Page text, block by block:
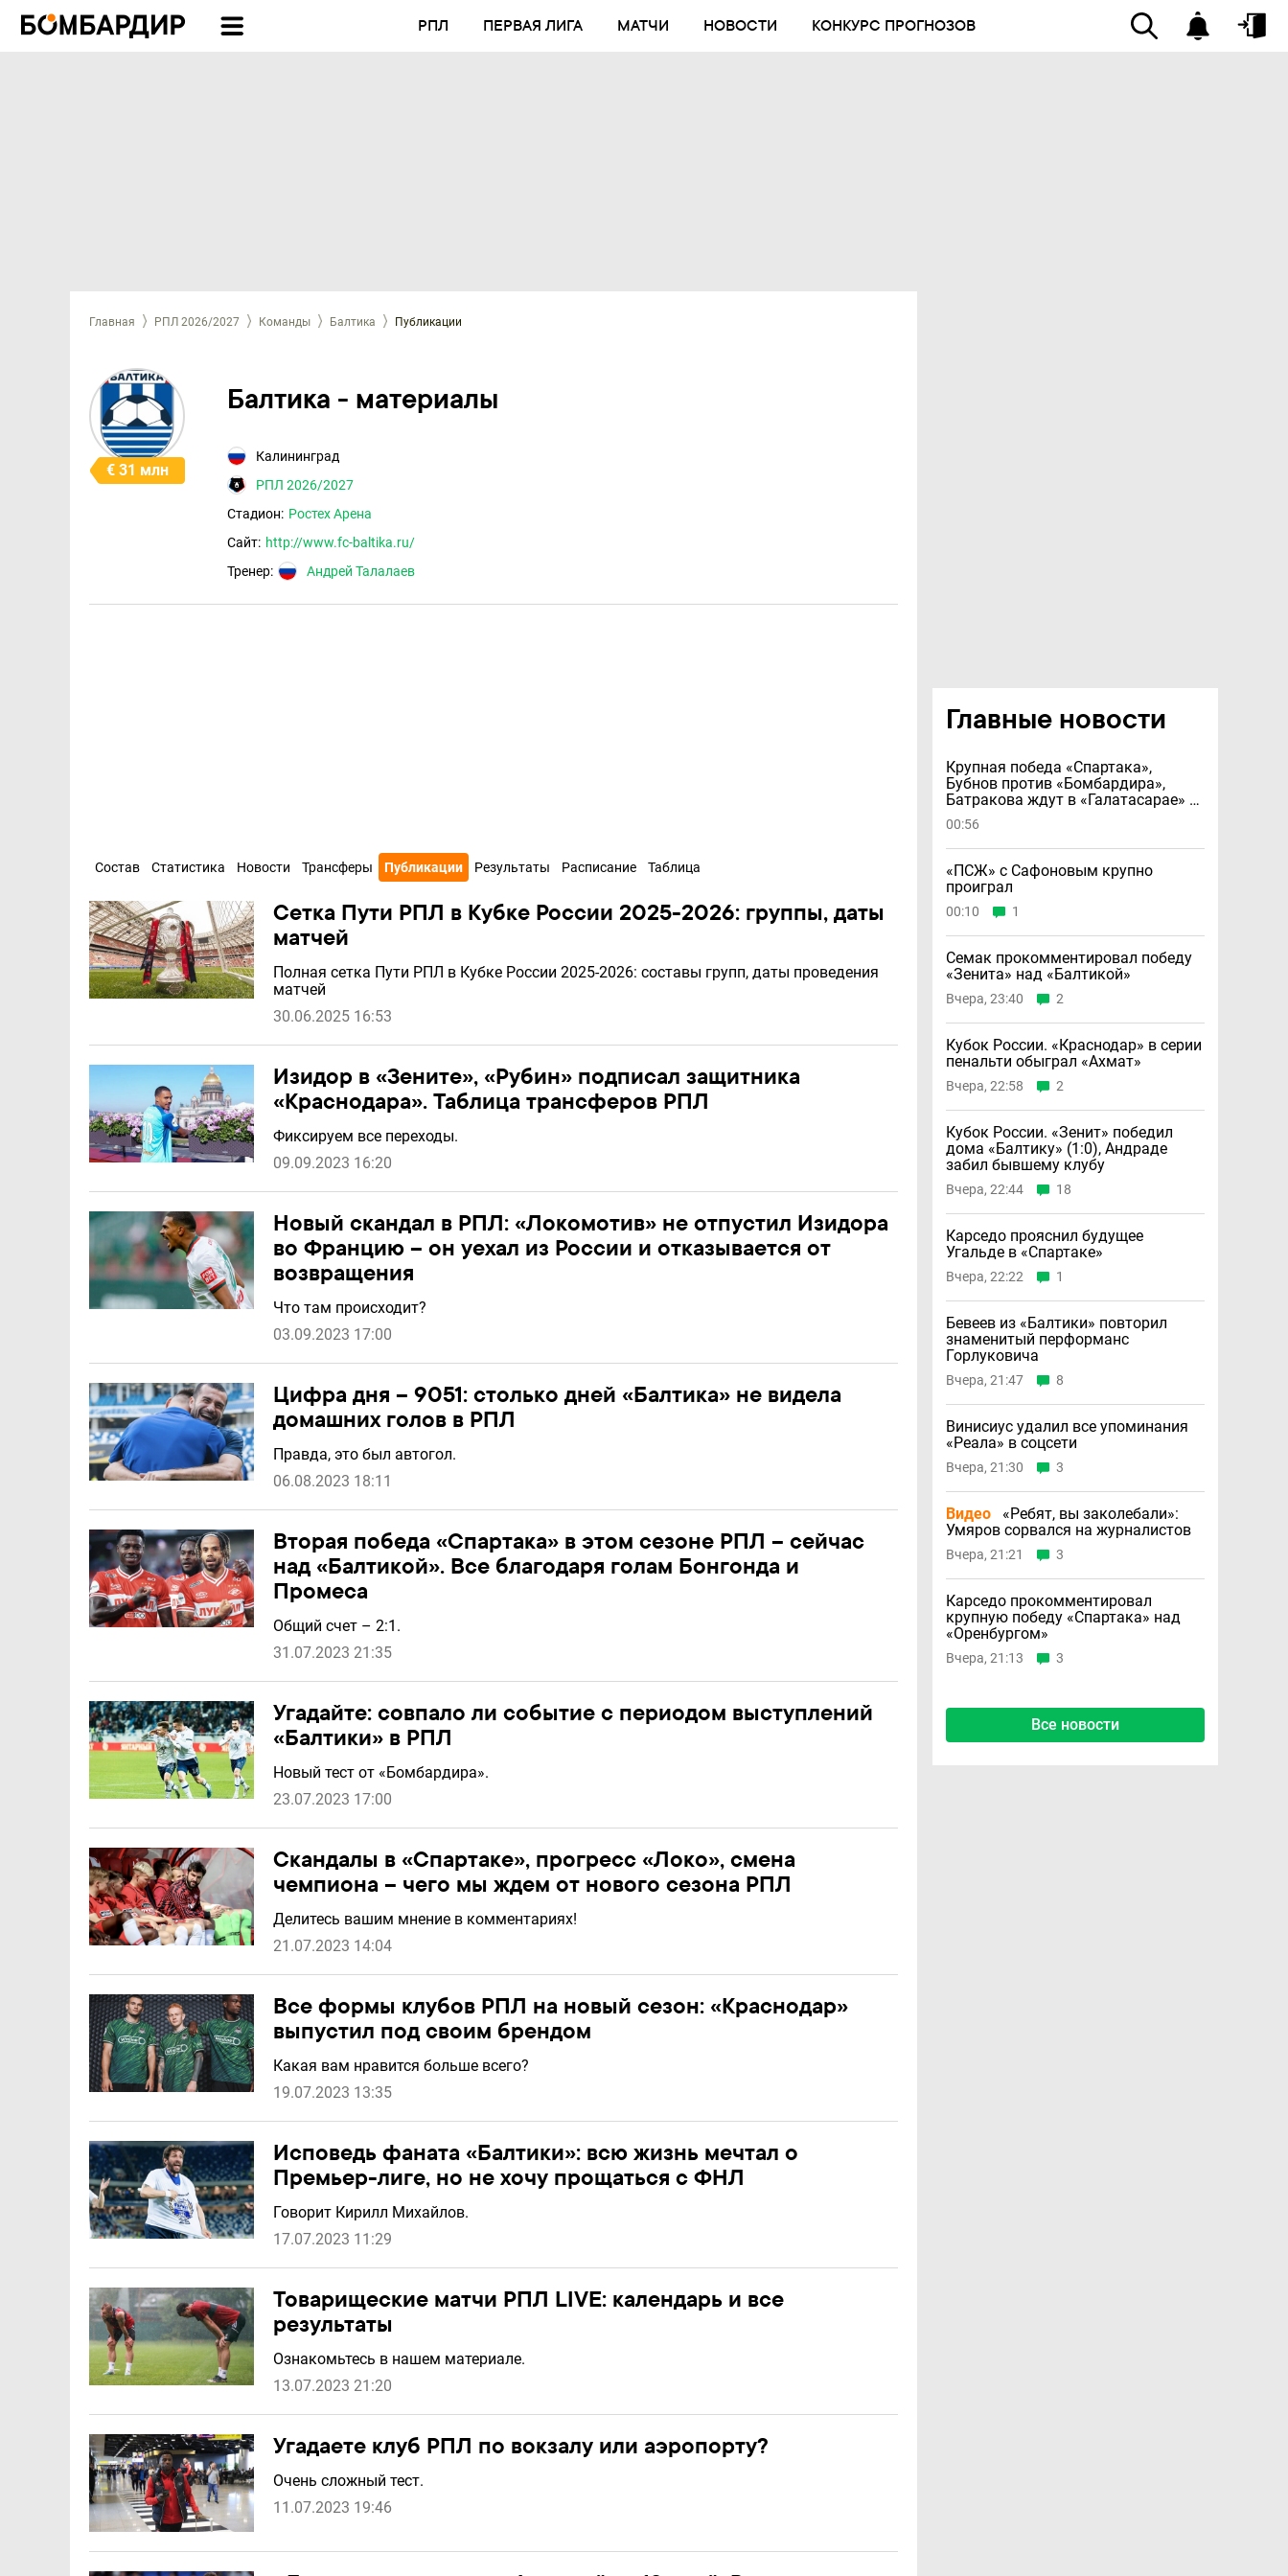
РПЛ ПЕРВАЯ ЛИГА МАТЧИ НОВОСТИ КОНКУРС ПРОГНОЗОВ
Главная РПЛ 2026/2027 Команды Балтика Публикации
€ 31 млн
Балтика - материалы
Калининград
РПЛ 2026/2027
Стадион: Ростех Арена
Сайт: http://www.fc-baltika.ru/
Тренер:
Андрей Талалаев
Состав Статистика Новости Трансферы Публикации Результаты Расписание Таблица
Сетка Пути РПЛ в Кубке России 2025-2026: группы, даты
матчей
Полная сетка Пути РПЛ в Кубке России 2025-2026: составы групп, даты проведения
матчей
30.06.2025 16:53
Изидор в «Зените», «Рубин» подписал защитника
«Краснодара». Таблица трансферов РПЛ
Фиксируем все переходы.
09.09.2023 16:20
Новый скандал в РПЛ: «Локомотив» не отпустил Изидора
во Францию – он уехал из России и отказывается от
возвращения
Что там происходит?
03.09.2023 17:00
Цифра дня – 9051: столько дней «Балтика» не видела
домашних голов в РПЛ
Правда, это был автогол.
06.08.2023 18:11
Вторая победа «Спартака» в этом сезоне РПЛ – сейчас
над «Балтикой». Все благодаря голам Бонгонда и
Промеса
Общий счет – 2:1.
31.07.2023 21:35
Угадайте: совпало ли событие с периодом выступлений
«Балтики» в РПЛ
Новый тест от «Бомбардира».
23.07.2023 17:00
Скандалы в «Спартаке», прогресс «Локо», смена
чемпиона – чего мы ждем от нового сезона РПЛ
Делитесь вашим мнение в комментариях!
21.07.2023 14:04
Все формы клубов РПЛ на новый сезон: «Краснодар»
выпустил под своим брендом
Какая вам нравится больше всего?
19.07.2023 13:35
Исповедь фаната «Балтики»: всю жизнь мечтал о
Премьер-лиге, но не хочу прощаться с ФНЛ
Говорит Кирилл Михайлов.
17.07.2023 11:29
Товарищеские матчи РПЛ LIVE: календарь и все
результаты
Ознакомьтесь в нашем материале.
13.07.2023 21:20
Угадаете клуб РПЛ по вокзалу или аэропорту?
Очень сложный тест.
11.07.2023 19:46
Главные новости
Крупная победа «Спартака»,
Бубнов против «Бомбардира»,
Батракова ждут в «Галатасарае» и
другие новости
00:56
«ПСЖ» с Сафоновым крупно
проиграл
00:10 1
Семак прокомментировал победу
«Зенита» над «Балтикой»
Вчера, 23:40 2
Кубок России. «Краснодар» в серии
пенальти обыграл «Ахмат»
Вчера, 22:58 2
Кубок России. «Зенит» победил
дома «Балтику» (1:0), Андраде
забил бывшему клубу
Вчера, 22:44 18
Карседо прояснил будущее
Угальде в «Спартаке»
Вчера, 22:22 1
Бевеев из «Балтики» повторил
знаменитый перформанс
Горлуковича
Вчера, 21:47 8
Винисиус удалил все упоминания
«Реала» в соцсети
Вчера, 21:30 3
Видео
«Ребят, вы заколебали»:
Умяров сорвался на журналистов
Вчера, 21:21 3
Карседо прокомментировал
крупную победу «Спартака» над
«Оренбургом»
Вчера, 21:13 3
Все новости